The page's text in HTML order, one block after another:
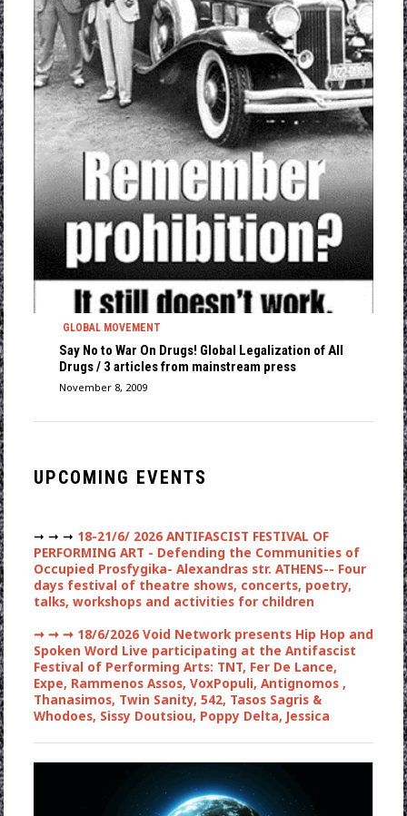
GLOBAL MOVEMENT
Say No to War On Drugs! Global Legalization of All
Drugs / 3 articles from mainstream press
November 8, 2009
UPCOMING EVENTS
➞ ➞ ➞ 18-21/6/ 2026 ANTIFASCIST FESTIVAL OF
PERFORMING ART - Defending the Communities of
Occupied Prosfygika- Alexandras str. ATHENS-- Four
days festival of theatre shows, concerts, poetry,
talks, workshops and activities for children
➞ ➞ ➞18/6/2026 Void Network presents Hip Hop and
Spoken Word Live participating at the Antifascist
Festival of Performing Arts: TNT, Fer De Lance,
Expe, Rammenos Assos, VoxPopuli, Antignomos ,
Thanasimos, Twin Sanity, 542, Tasos Sagris &
Whodoes, Sissy Doutsiou, Poppy Delta, Jessica